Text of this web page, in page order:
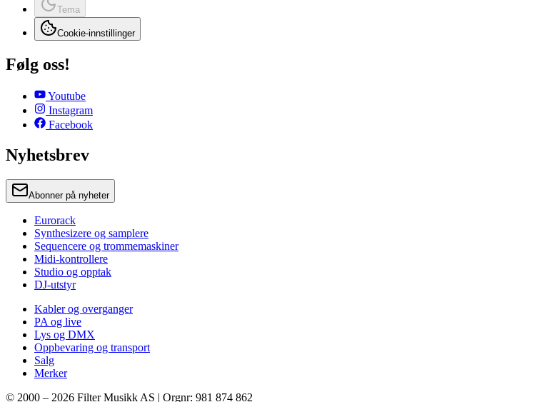
Tema
Cookie-innstillinger
Følg oss!
Youtube
Instagram
Facebook
Nyhetsbrev
Abonner på nyheter
Eurorack
Synthesizere og samplere
Sequencere og trommemaskiner
Midi-kontrollere
Studio og opptak
DJ-utstyr
Kabler og overganger
PA og live
Lys og DMX
Oppbevaring og transport
Salg
Merker
© 2000 – 2026 Filter Musikk AS | Orgnr: 981 874 862